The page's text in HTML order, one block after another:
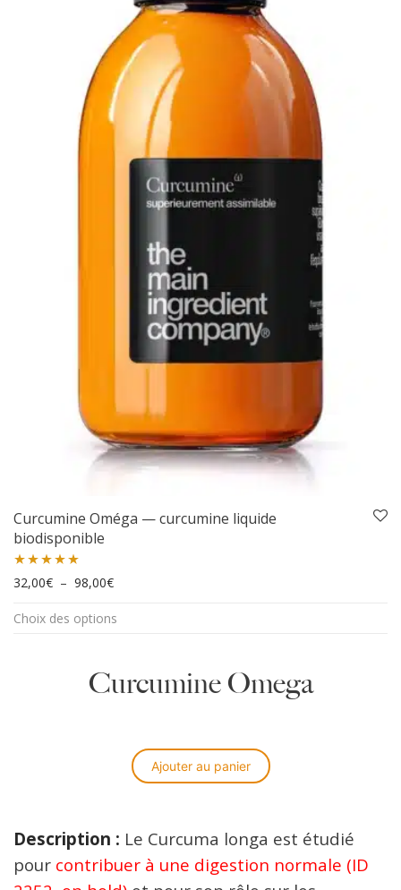
Curcumine Oméga — curcumine liquide
biodisponible
Note5.00
32,00€ – 98,00€Plage de prix : 32,00€ à 98,00€
Choix des options
produit
page
produit
Curcumine Omega
Ajouter au panier
Description : Le Curcuma longa est étudié
pour contribuer à une digestion normale (ID